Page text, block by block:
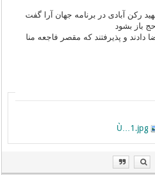
رکن آبادی در برنامه جهان آرا گفت
باز بشود
و پذیرفتند که مقصر فاجعه منا
Ù…1.jpg